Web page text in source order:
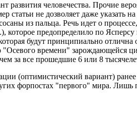
развития человечества. Прочие
статьи не дозволяет даже
из пальца. Речь идет о
предопределило по
будут принципиально
"Осевого времени"
за все прошедшие 6 или 8
(оптимистический вариант)
форпостах "первого" мира. Лишь